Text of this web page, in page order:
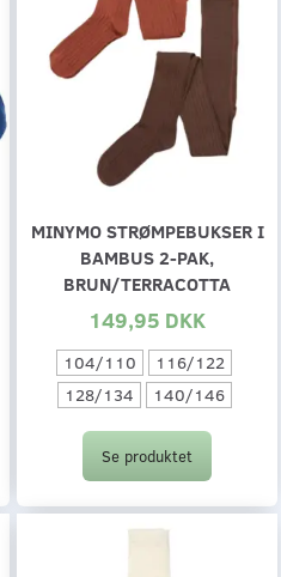
MINYMO STRØMPEBUKSER I
BAMBUS 2-PAK,
BRUN/TERRACOTTA
149,95 DKK
104/110
116/122
128/134
140/146
Se produktet